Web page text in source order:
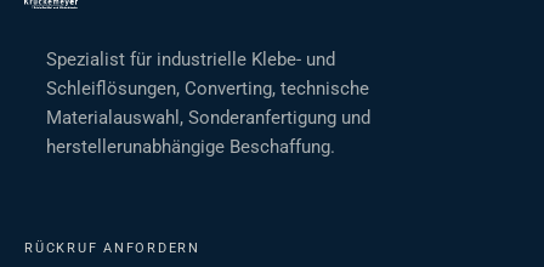
Spezialist für industrielle Klebe- und
Schleiflösungen, Converting, technische
Materialauswahl, Sonderanfertigung und
herstellerunabhängige Beschaffung.
RÜCKRUF ANFORDERN